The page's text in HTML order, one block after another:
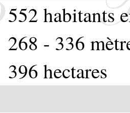
552 habitants
268 - 336
396 hectares